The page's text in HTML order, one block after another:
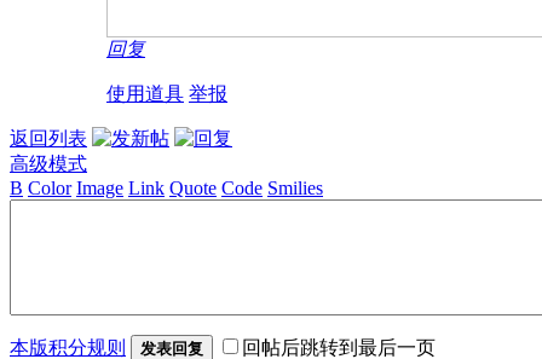
回复
使用道具 举报
返回列表
高级模式
B Color Image Link Quote Code Smilies
本版积分规则 发表回复 回帖后跳转到最后一页